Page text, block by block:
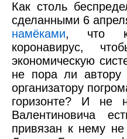
Как столь
сделанными 6
намёками, что
коронавирус,
экономическую
не пора ли автору
организатору
горизонте? И не
Валентиновича
привязан к нему